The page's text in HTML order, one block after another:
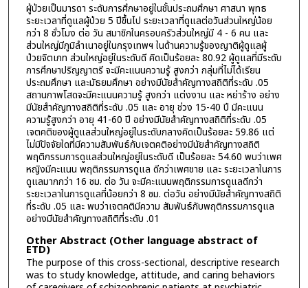
ผู้ป่วยเป็นมารดา ระดับการศึกษาอยู่ในชั้นประถมศึกษา ศาสนา พุทธ
ระยะเวลาที่ดูแลผู้ป่วย 5 ปีขึ้นไป ระยะเวลาที่ดูแลต่อวันส่วนใหญ่น้อย
กว่า 8 ชั่วโมง ต่อ วัน สมาชิกในครอบครัวส่วนใหญ่มี 4 - 6 คน และ
ส่วนใหญ่มีภูมิลำเนาอยู่ในกรุงเทพฯ ในด้านความรู้ของญาติผู้ดูแลผู้
ป่วยจิตเภท ส่วนใหญ่อยู่ในระดับดี คิดเป็นร้อยละ 80.92 ผู้ดูแลที่มีระดับ
การศึกษาปริญญาตรี จะมีคะแนนความรู้ สูงกว่า กลุ่มที่ไม่ได้เรียน
ประถมศึกษา และมัธยมศึกษา อย่างมีนัยสำคัญทางสถิติที่ระดับ .05
สถานภาพโสดจะมีคะแนนความรู้ สูงกว่า แต่งงาน และ หย่าร้าง อย่าง
มีนัยสำคัญทางสถิติที่ระดับ .05 และ อายุ ช่วง 15-40 ปี มีคะแนน
ความรู้สูงกว่า อายุ 41-60 ปี อย่างมีนัยสำคัญทางสถิติที่ระดับ .05
เจตคติของผู้ดูแลส่วนใหญ่อยู่ในระดับกลางคิดเป็นร้อยละ 59.86 แต่
ไม่มีปัจจัยใดที่มีความสัมพันธ์กับเจตคติอย่างมีนัยสำคัญทางสถิติ
พฤติกรรมการดูแลส่วนใหญ่อยู่ในระดับดี เป็นร้อยละ 54.60 พบว่าเพศ
หญิงมีคะแนน พฤติกรรมการดูแล ดีกว่าเพศชาย และ ระยะเวลาในการ
ดูแลมากกว่า 16 ชม. ต่อ วัน จะมีคะแนนพฤติกรรมการดูแลดีกว่า
ระยะเวลาในการดูแลที่น้อยกว่า 8 ชม. ต่อวัน อย่างมีนัยสำคัญทางสถิติ
ที่ระดับ .05 และ พบว่าเจตคติมีความ สัมพันธ์กับพฤติกรรมการดูแล
อย่างมีนัยสำคัญทางสถิติที่ระดับ .01
Other Abstract (Other language abstract of
ETD)
The purpose of this cross-sectional, descriptive research
was to study knowledge, attitude, and caring behaviors